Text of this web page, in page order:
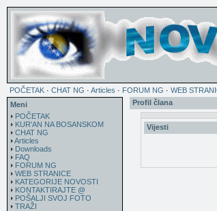
POČETAK · CHAT NG · Articles · FORUM NG · WEB
Meni
POČETAK
KUR'AN NA BOSANSKOM
CHAT NG
Articles
Downloads
FAQ
FORUM NG
WEB STRANICE
KATEGORIJE NOVOSTI
KONTAKTIRAJTE @
POŠALJI SVOJ FOTO
TRAŽI
Profil člana
Vijesti